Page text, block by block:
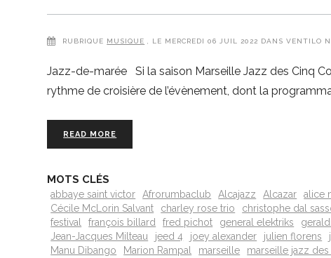
RUBRIQUE MUSIQUE , LE MERCREDI 06 JUIL 2022 DANS VENTILO
Jazz-de-marée Si la saison Marseille Jazz des Cinq
rythme de croisière de l’évènement, dont la
READ MORE
MOTS CLÉS
abbaye saint victor Afrorumbaclub Alcajazz Alcazar alice
Cécile McLorin Salvant
charley rose trio christophe dal
festival
françois billard fred pichot general elektriks
Jean-Jacques Milteau
jeed 4 joey alexander julien florens
Manu Dibango
Marion Rampal marseille marseille jazz